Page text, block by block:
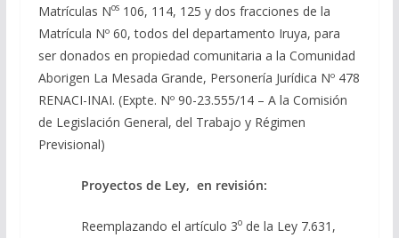
Matrículas Nos106, 114, 125 y dos fracciones de la
Matrícula Nº 60, todos del departamento Iruya, para
ser donados en propiedad comunitaria a la Comunidad
Aborigen La Mesada Grande, Personería Jurídica Nº 478
RENACI-INAI. (Expte. Nº 90-23.555/14 – A la Comisión
de Legislación General, del Trabajo y Régimen
Previsional)
Proyectos de Ley, en revisión:
Reemplazando el artículo 3ode la Ley 7.631,